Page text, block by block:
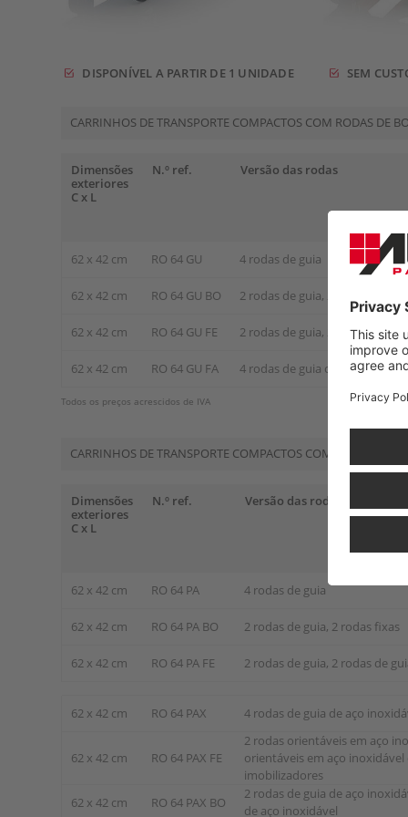
DISPONÍVEL A PARTIR DE 1 UNIDADE SEM
CARRINHOS DE TRANSPORTE COMPACTOS COM RODAS DE
Dimensões
exteriores
C x L
N.º ref. Versão das rodas
62 x 42 cm RO 64 GU 4 rodas de guia
62 x 42 cm RO 64 GU BO 2 rodas de guia, 2 rodas fixas
62 x 42 cm RO 64 GU FE 2 rodas de guia, 2 rodas de
62 x 42 cm RO 64 GU FA 4 rodas de guia com proteção
Todos os preços acrescidos de IVA
CARRINHOS DE TRANSPORTE COMPACTOS COM RODAS EM
Dimensões
exteriores
C x L
N.º ref. Versão das rodas
62 x 42 cm RO 64 PA 4 rodas de guia
62 x 42 cm RO 64 PA BO 2 rodas de guia, 2 rodas fixas
62 x 42 cm RO 64 PA FE 2 rodas de guia, 2 rodas de
62 x 42 cm RO 64 PAX 4 rodas de guia de aço
62 x 42 cm RO 64 PAX FE
2 rodas orientáveis em aço
orientáveis em aço inoxidável
imobilizadores
62 x 42 cm RO 64 PAX BO
2 rodas de guia de aço
de aço inoxidável